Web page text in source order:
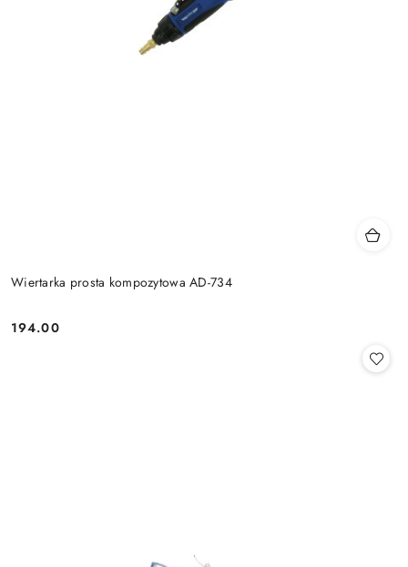
Wiertarka prosta kompozytowa AD-734
Cena:
194.00